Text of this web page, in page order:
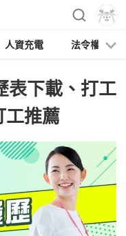
人資充電 法令權益
表下載、打工
工推薦